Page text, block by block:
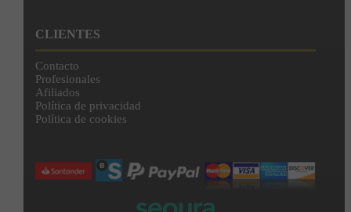
CLIENTES
Contacto
Profesionales
Afiliados
Política de privacidad
Política de cookies